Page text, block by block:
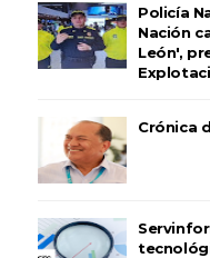
Policía
Nación
León',
Crónica